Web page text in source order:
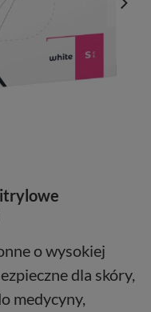
o wysokiej
dla skóry,
medycyny,